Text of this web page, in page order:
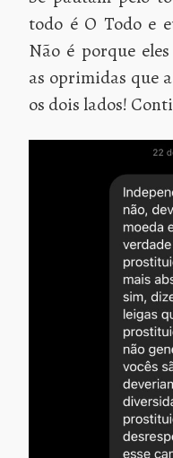
todo é O Todo e
Não é porque
as oprimidas que
os dois lados!